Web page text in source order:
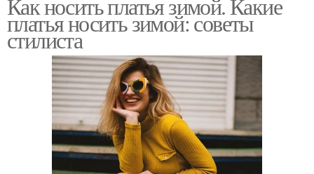
Как носить платья зимой. Какие
платья носить зимой: советы
стилиста